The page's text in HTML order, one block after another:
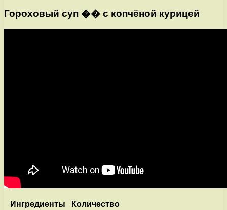
Гороховый суп �� с копчёной курицей
Ингредиенты
Количество